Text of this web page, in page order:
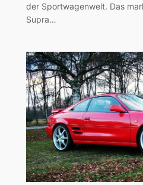
der Sportwagenwelt. Das
Supra…